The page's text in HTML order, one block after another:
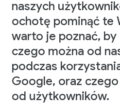
naszych
ochotę pominąć te
warto je poznać,
czego można od
podczas
Google, oraz
od użytkowników.